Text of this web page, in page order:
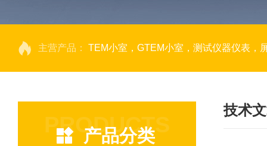
主营产品： TEM小室，GTEM小室，测试仪器仪表，
PRODUCTS
产品分类
技术